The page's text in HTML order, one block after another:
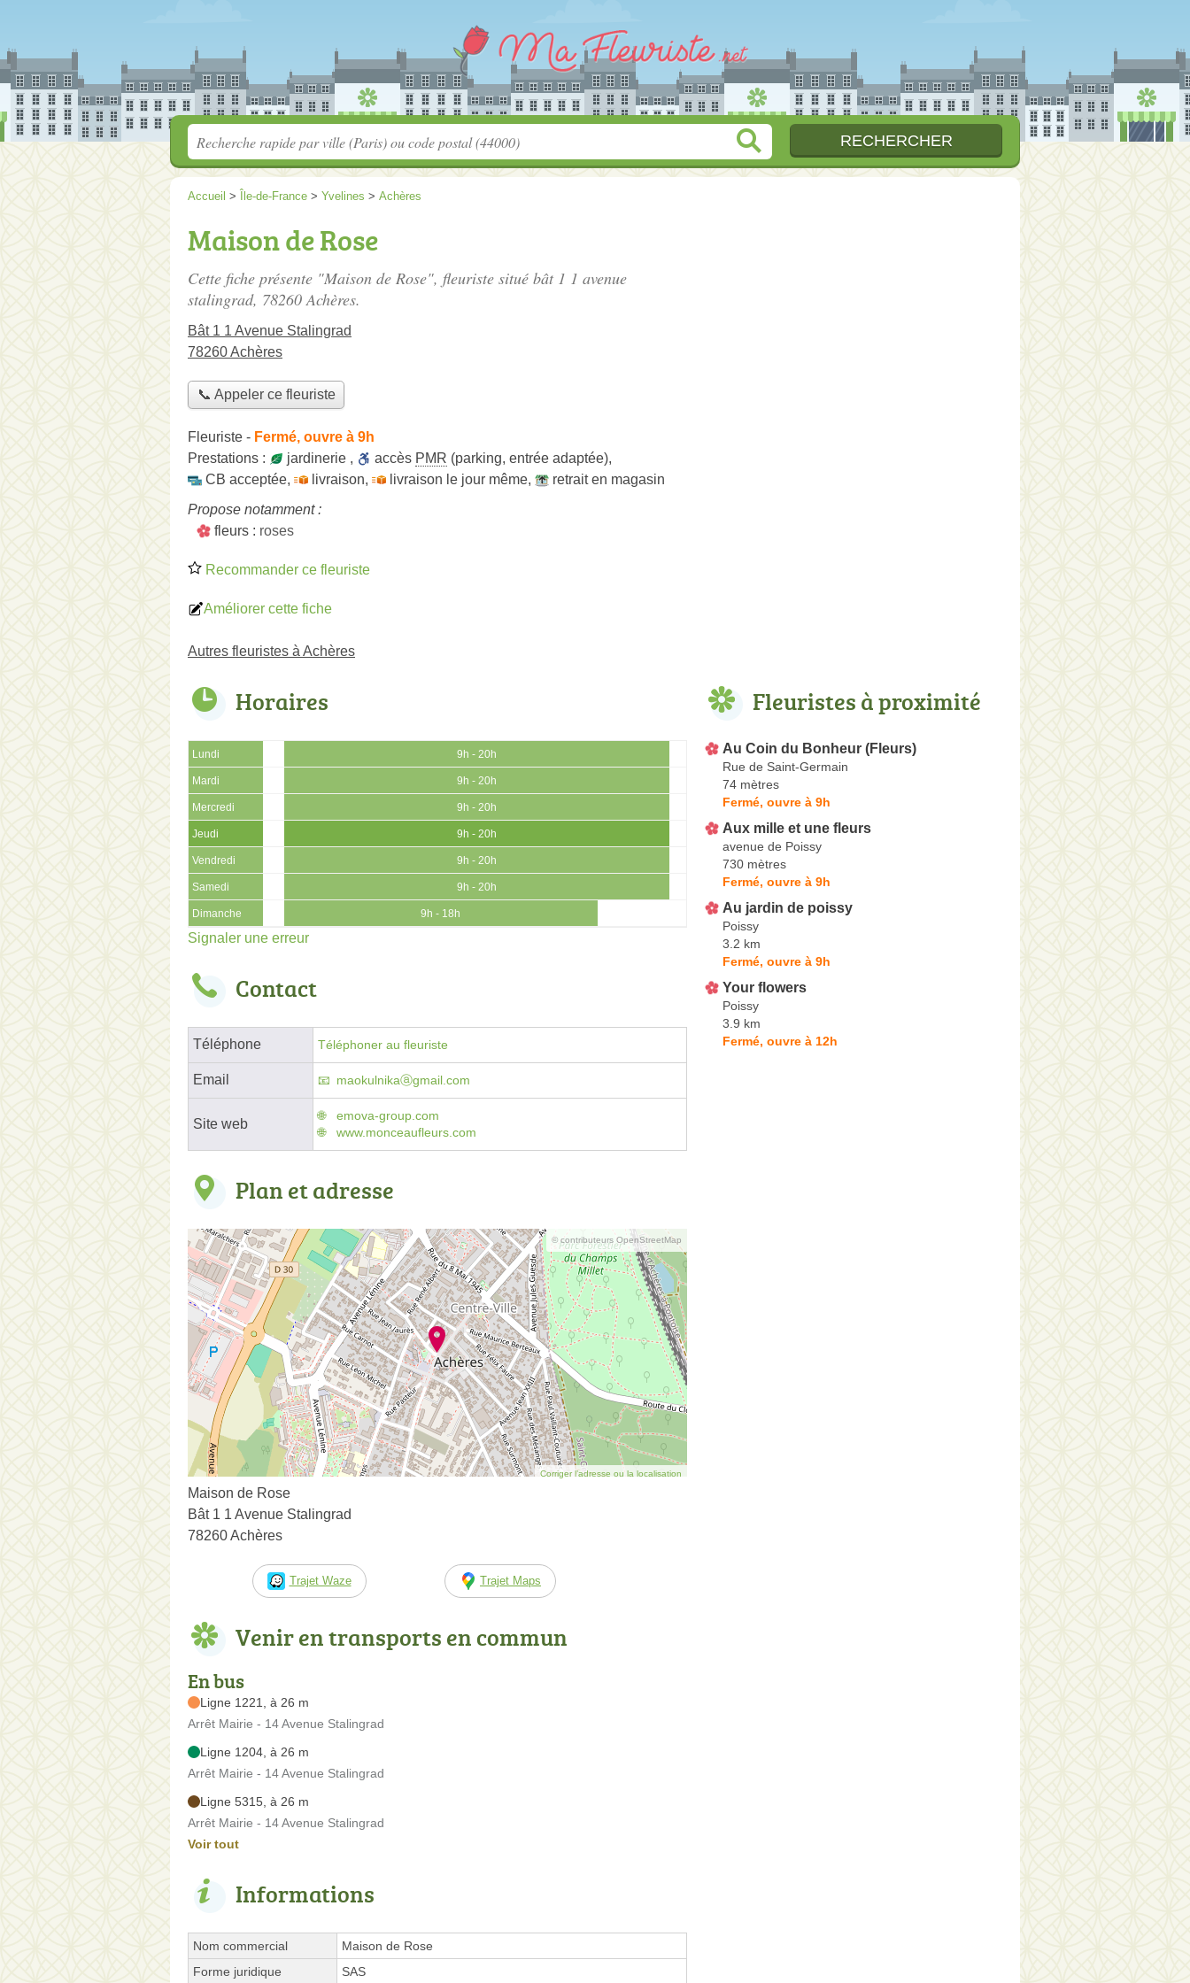
Accueil > Île-de-France > Yvelines > Achères
Maison de Rose
Cette fiche présente "Maison de Rose", fleuriste situé bât 1 1 avenue
stalingrad, 78260 Achères.
Bât 1 1 Avenue Stalingrad
78260 Achères
📞 Appeler ce fleuriste
Fleuriste - Fermé, ouvre à 9h
Prestations :
jardinerie , accès PMR (parking, entrée adaptée),
CB acceptée, livraison, livraison le jour même,
retrait en magasin
Propose notamment :
fleurs : roses
Recommander ce fleuriste
Améliorer cette fiche
Autres fleuristes à Achères
Horaires
Lundi 9h - 20h
Mardi 9h - 20h
Mercredi 9h - 20h
Jeudi 9h - 20h
Vendredi 9h - 20h
Samedi 9h - 20h
Dimanche 9h - 18h
Signaler une erreur
Contact
Téléphone Téléphoner au fleuriste
Email maokulnikaⓐgmail.com
Site web
emova-group.com
www.monceaufleurs.com
Plan et adresse
© contributeurs OpenStreetMap
Corriger l’adresse ou la localisation
Maison de Rose
Bât 1 1 Avenue Stalingrad
78260 Achères
Trajet Waze Trajet Maps
Venir en transports en commun
En bus
Ligne 1221, à 26 m
Arrêt Mairie - 14 Avenue Stalingrad
Ligne 1204, à 26 m
Arrêt Mairie - 14 Avenue Stalingrad
Ligne 5315, à 26 m
Arrêt Mairie - 14 Avenue Stalingrad
Voir tout
Informations
Nom commercial
Maison de Rose
Forme juridique
SAS
Fleuristes à proximité
Au Coin du Bonheur (Fleurs)
Rue de Saint-Germain
74 mètres
Fermé, ouvre à 9h
Aux mille et une fleurs
avenue de Poissy
730 mètres
Fermé, ouvre à 9h
Au jardin de poissy
Poissy
3.2 km
Fermé, ouvre à 9h
Your flowers
Poissy
3.9 km
Fermé, ouvre à 12h